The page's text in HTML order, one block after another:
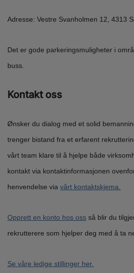
Adresse: Vestre Svanholmen 12, 4313
Det er gode parkeringsmuligheter i
buss.
Kontakt oss
Ønsker du dialog med et solid
trenger bistand fra et erfarent
vårt team klare til å hjelpe både
kontakt via kontaktinformasjonen
henvendelse via vårt kontaktskjema.
Opprett en konto hos oss så blir du
rekrutterere som hjelper deg med å ta
Se våre ledige stillinger her.